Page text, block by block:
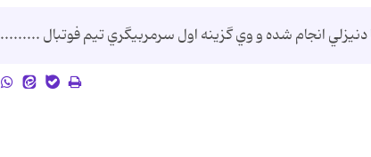
انجام شده و وي گزينه اول سرمربيگري تيم فوتبال .........